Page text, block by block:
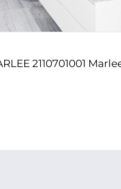
2110701001